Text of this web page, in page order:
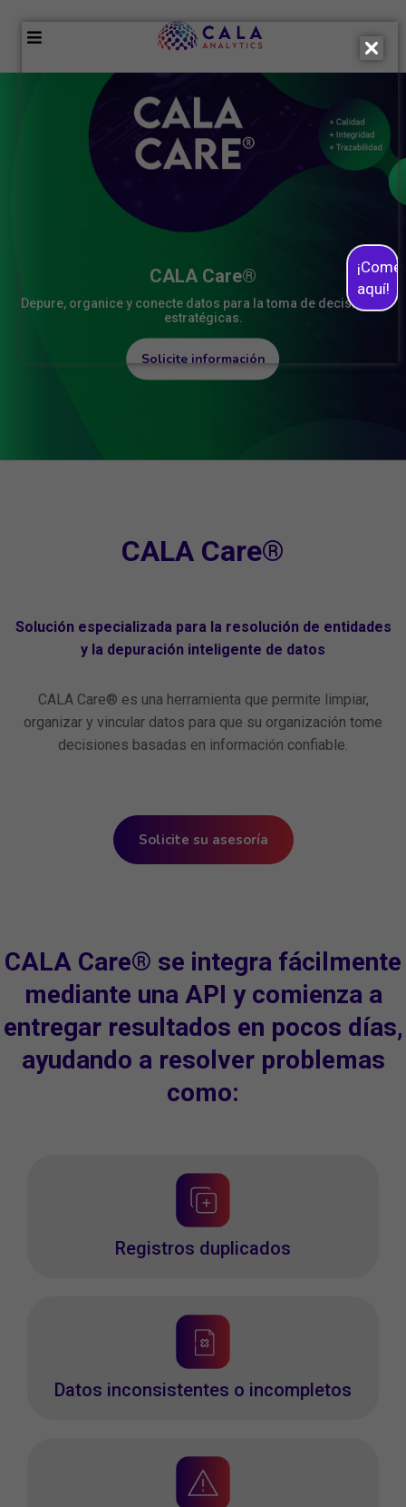
aquí!
CALA Care®
Depure, organice y conecte datos para la toma de decisiones
estratégicas.
Solicite información
CALA Care®
Solución especializada para la resolución de entidades
y la depuración inteligente de datos
CALA Care® es una herramienta que permite limpiar,
organizar y vincular datos para que su organización tome
decisiones basadas en información confiable.
Solicite su asesoría
CALA Care® se integra fácilmente
mediante una API y comienza a
entregar resultados en pocos días,
ayudando a resolver problemas
como:
Registros duplicados
Datos inconsistentes o incompletos